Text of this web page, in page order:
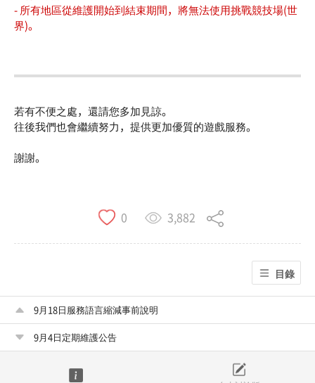
- 所有地區從維護開始到結束期間，將無法使用挑戰競技場(世
界)。
若有不便之處，還請您多加見諒。
往後我們也會繼續努力，提供更加優質的遊戲服務。
謝謝。
0 3,882
目錄
9月18日服務語言縮減事前說明
9月4日定期維護公告